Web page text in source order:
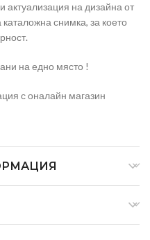
актуализация на дизайна от
снимка, за което
на едно място !
с оналайн магазин